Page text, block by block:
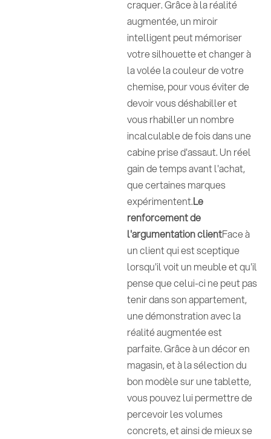
craquer. Grâce à la réalité
augmentée, un miroir
intelligent peut mémoriser
votre silhouette et changer à
la volée la couleur de votre
chemise, pour vous éviter de
devoir vous déshabiller et
vous rhabiller un nombre
incalculable de fois dans une
cabine prise d'assaut. Un réel
gain de temps avant l'achat,
que certaines marques
expérimentent.Le
renforcement de
l'argumentation clientFace à
un client qui est sceptique
lorsqu'il voit un meuble et qu'il
pense que celui-ci ne peut pas
tenir dans son appartement,
une démonstration avec la
réalité augmentée est
parfaite. Grâce à un décor en
magasin, et à la sélection du
bon modèle sur une tablette,
vous pouvez lui permettre de
percevoir les volumes
concrets, et ainsi de mieux se